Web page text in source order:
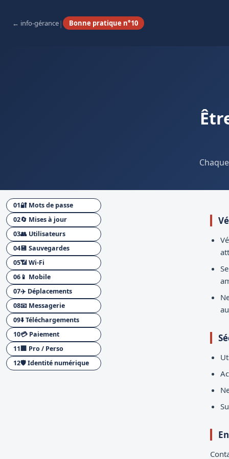
info-gérance| Bonne pratique n°10
01🔐 Mots de passe
02🔄 Mises à jour
03👥 Utilisateurs
04💾 Sauvegardes
05📶 Wi-Fi
06 📱 Mobile
07✈️ Déplacements
08📧 Messagerie
09⬇️ Téléchargements
10💳 Paiement
11🏢 Pro / Perso
12🛡️ Identité numérique